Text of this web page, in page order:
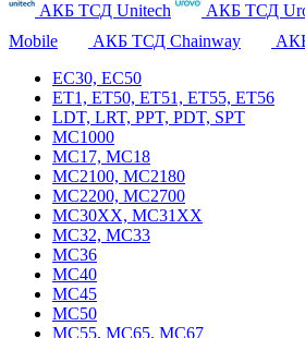
АКБ ТСД Unitech
АКБ ТСД
Mobile
АКБ ТСД Chainway
EC30, EC50
ET1, ET50, ET51, ET55, ET56
LDT, LRT, PPT, PDT, SPT
MC1000
MC17, MC18
MC2100, MC2180
MC2200, MC2700
MC30XX, MC31XX
MC32, MC33
MC36
MC40
MC45
MC50
MC55, MC65, MC67